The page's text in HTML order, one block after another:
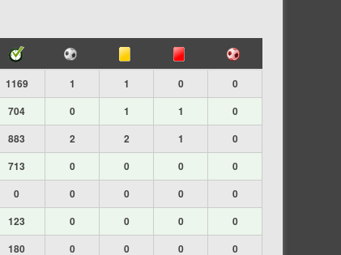
1169 1 1 0
0
704 0 1 1
0
883 2 2 1
0
713 0 0 0
0
0 0 0 0
0
123 0 0 0
0
180 0 0 0
0